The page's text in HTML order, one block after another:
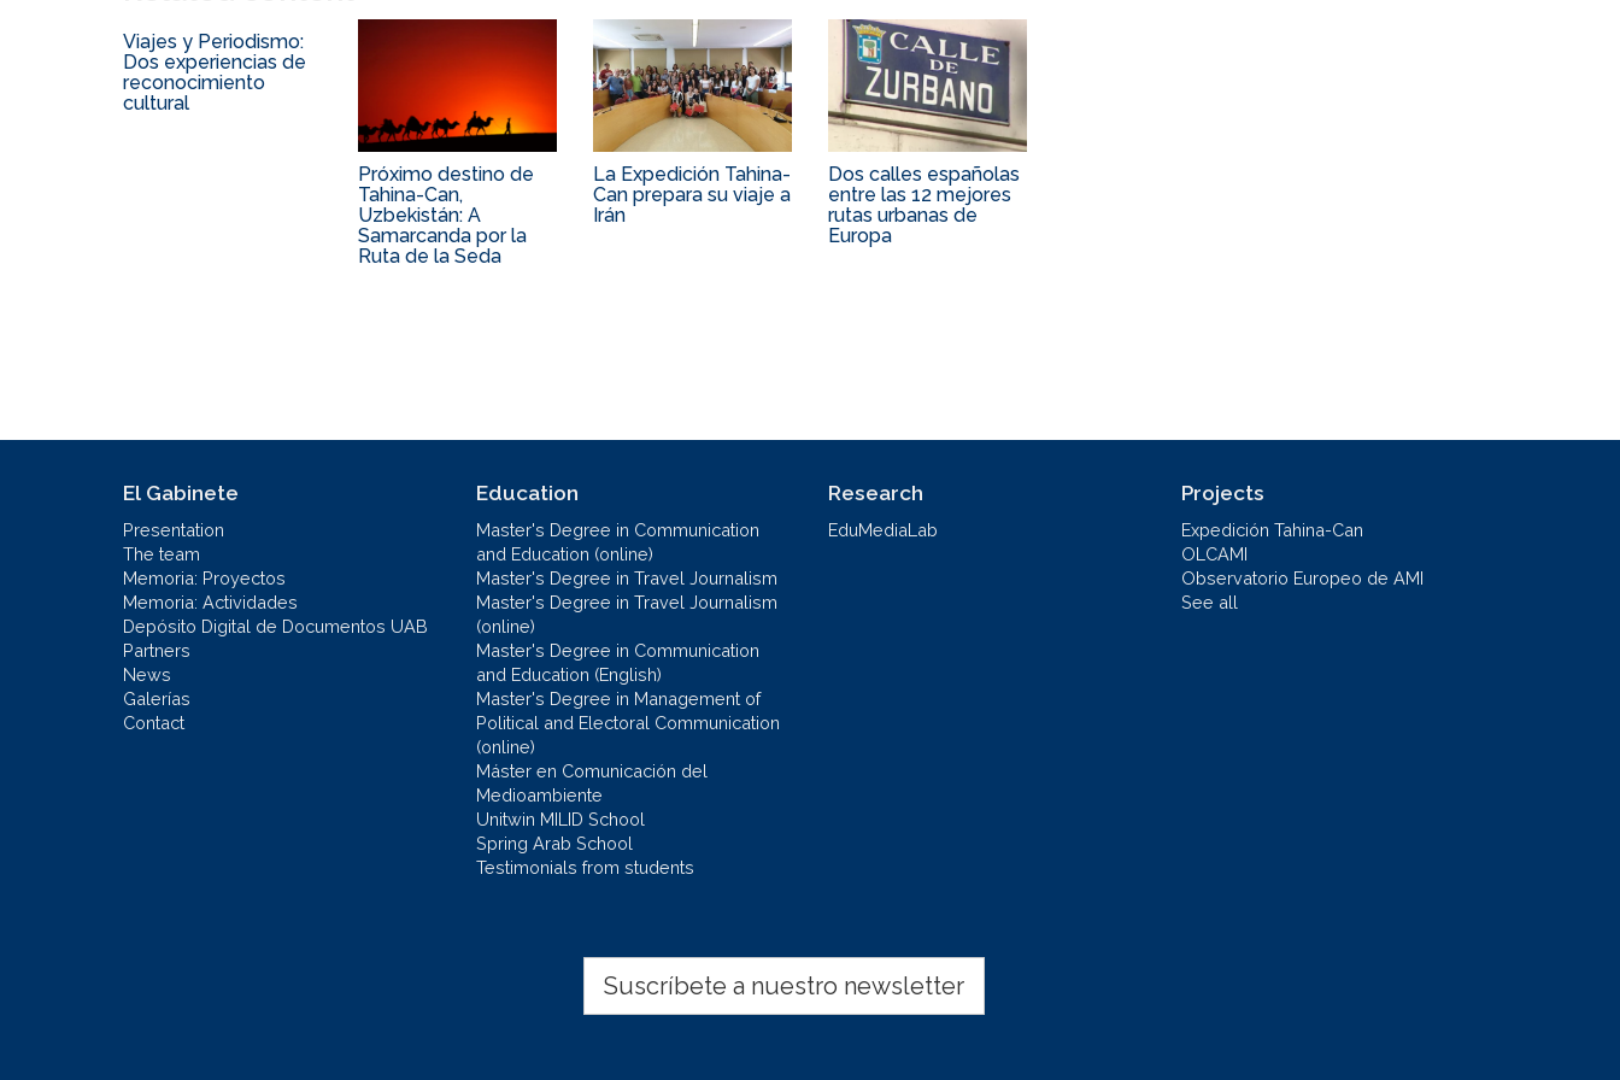
Viajes y Periodismo:
Dos experiencias de
reconocimiento
cultural
Próximo destino de
Tahina-Can,
Uzbekistán: A
Samarcanda por la
Ruta de la Seda
La Expedición Tahina-
Can prepara su viaje a
Irán
Dos calles españolas
entre las 12 mejores
rutas urbanas de
Europa
El Gabinete
Presentation
The team
Memoria: Proyectos
Memoria: Actividades
Depósito Digital de Documentos UAB
Partners
News
Galerías
Contact
Education
Master's Degree in Communication
and Education (online)
Master's Degree in Travel Journalism
Master's Degree in Travel Journalism
(online)
Master's Degree in Communication
and Education (English)
Master's Degree in Management of
Political and Electoral Communication
(online)
Máster en Comunicación del
Medioambiente
Unitwin MILID School
Spring Arab School
Testimonials from students
Research
EduMediaLab
Projects
Expedición Tahina-Can
OLCAMI
Observatorio Europeo de AMI
See all
Suscríbete a nuestro newsletter